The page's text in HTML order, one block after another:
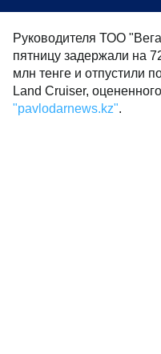
Руководителя ТОО
пятницу задержали на
млн тенге и отпустили
Land Cruiser,
"pavlodarnews.kz".